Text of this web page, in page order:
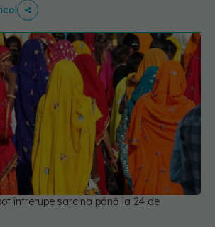
întrerupe sarcina până la 24 de